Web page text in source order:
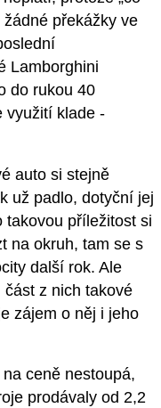
žádné překážky ve
Lamborghini
do rukou 40
využití klade -
auto si stejně
už padlo, dotyční jej
takovou příležitost si
na okruh, tam se s
další rok. Ale
z nich takové
zájem o něj i jeho
ceně nestoupá,
prodávaly od 2,2